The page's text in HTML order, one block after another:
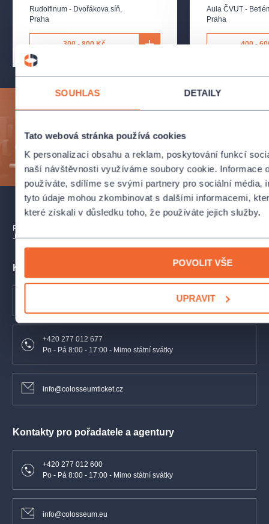
SOUHLAS DETAILY
Tato webová stránka používá cookies
K personalizaci obsahu a reklam, poskytování funkcí
naší návštěvnosti využíváme soubory cookie. Informace
používáte, sdílíme se svými partnery pro sociální média,
tyto údaje mohou zkombinovat s dalšími informacemi,
které získali v důsledku toho, že používáte jejich služby.
POVOLIT VŠE
UPRAVIT
Rudolfinum - Dvořákova síň,
Praha
300 - 800 Kč
Aula ČVUT -
Praha
400 -
Přihlaste se k odběru a vychutnejte si kulturní život
ODESLAT
Kontakty pro zákazníky
+420 277 012 677
Po - Pá 8:00 - 17:00 - Mimo státní svátky
info@colosseumticket.cz
Kontakty pro pořadatele a agentury
+420 277 012 600
Po - Pá 8:00 - 17:00 - Mimo státní svátky
info@colosseum.eu
PŘEDPLATNÉ
JAK NAKUPOVAT